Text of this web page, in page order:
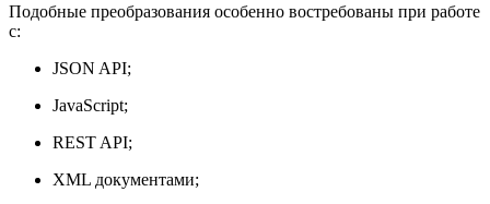
Подобные преобразования особенно востребованы при работе
с:
JSON API;
JavaScript;
REST API;
XML документами;